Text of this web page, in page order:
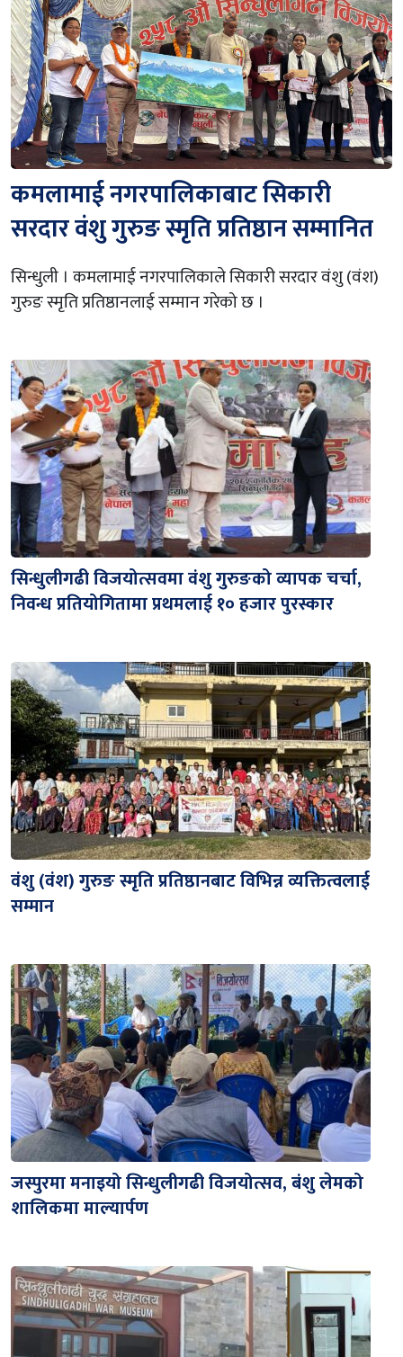
कमलामाई नगरपालिकाबाट सिकारी
सरदार वंशु गुरुङ स्मृति प्रतिष्ठान सम्मानित
सिन्धुली । कमलामाई नगरपालिकाले सिकारी सरदार वंशु (वंश)
गुरुङ स्मृति प्रतिष्ठानलाई सम्मान गरेको छ ।
सिन्धुलीगढी विजयोत्सवमा वंशु गुरुङको व्यापक चर्चा,
निवन्ध प्रतियोगितामा प्रथमलाई १० हजार पुरस्कार
वंशु (वंश) गुरुङ स्मृति प्रतिष्ठानबाट विभिन्न व्यक्तित्वलाई
सम्मान
जस्पुरमा मनाइयो सिन्धुलीगढी विजयोत्सव, बंशु लेमको
शालिकमा माल्यार्पण